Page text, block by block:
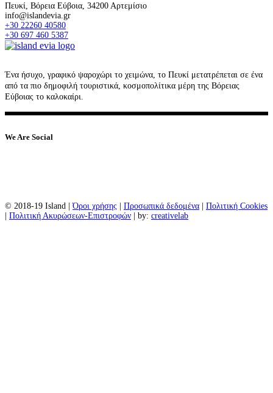
Πευκί, Βόρεια Εύβοια, 34200 Αρτεμίσιο
info@islandevia.gr
+30 22260 40580
+30 697 460 5387
Ένα ήσυχο, γραφικό ψαροχώρι το χειμώνα, το Πευκί μετατρέπεται σε ένα
από τα πιο δημοφιλή τουριστικά, κοσμοπολίτικα μέρη της Βόρειας
Εύβοιας το καλοκαίρι.
We Are Social
© 2018-19 Island |Όροι χρήσης Προσωπικά δεδομένα
Πολιτική Cookies
Πολιτική Ακυρώσεων-Επιστροφών | by: creativelab